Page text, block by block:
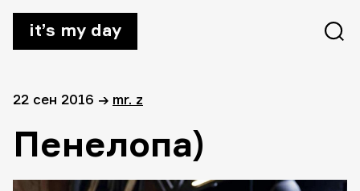
it’s my day
22 сен 2016 → mr. z
Пенелопа)